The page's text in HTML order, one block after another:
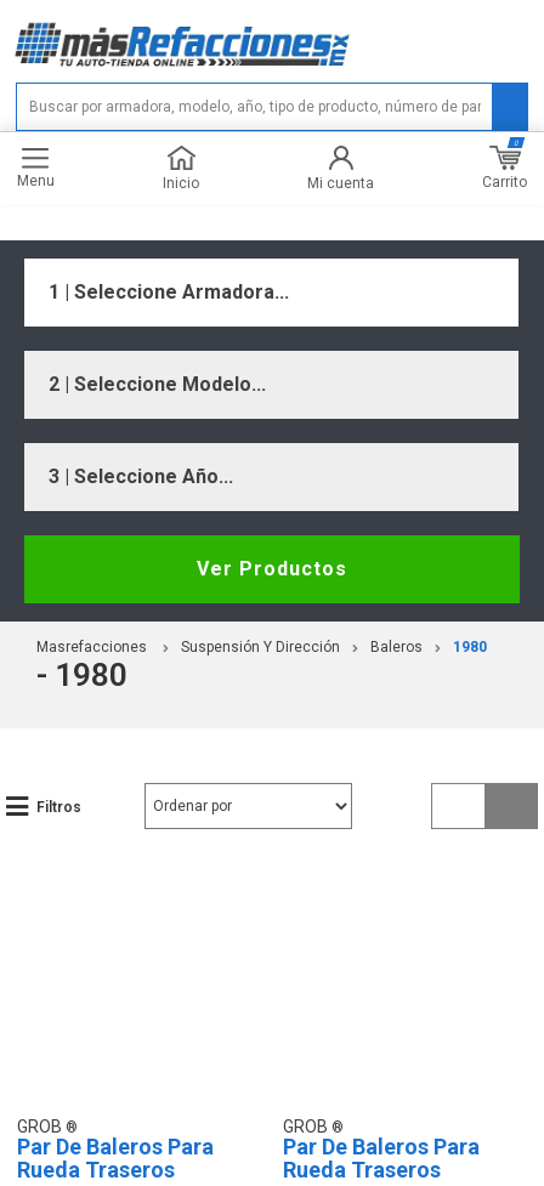
Menu Inicio Mi cuenta Carrito
0
1 | Seleccione Armadora...
2 | Seleccione Modelo...
3 | Seleccione Año...
Ver Productos
Masrefacciones Suspensión Y Dirección Baleros 1980
- 1980
Filtros
GROB
Par De Baleros Para
Rueda Traseros
GROB
Par De Baleros Para
Rueda Traseros